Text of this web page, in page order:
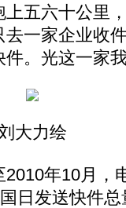
五六十公里
一家企业收
。光这一家
大力绘
年10月，
日发送快件